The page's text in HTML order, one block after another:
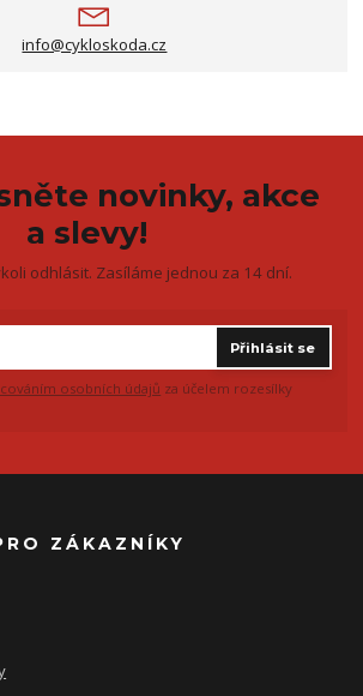
info@cykloskoda.cz
novinky, akce
a slevy!
odhlásit. Zasíláme jednou za 14 dní.
Přihlásit se
osobních údajů za účelem rozesílky
ZÁKAZNÍKY